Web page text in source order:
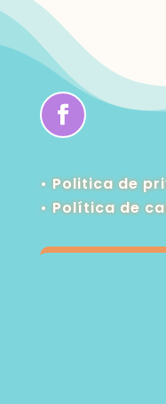
• Politica de
•Política de